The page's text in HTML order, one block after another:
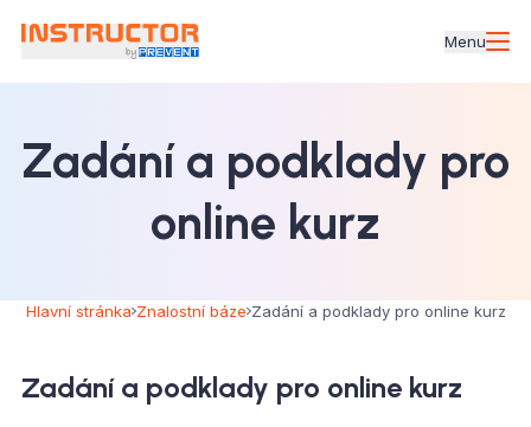
Menu
Zadání a podklady pro
online kurz
Hlavní stránka Znalostní báze Zadání a podklady pro online kurz
Zadání a podklady pro online kurz